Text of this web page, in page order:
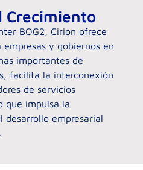
Crecimiento
BOG2, Cirion ofrece
y gobiernos en
importantes de
facilita la interconexión
de servicios
que impulsa la
desarrollo empresarial